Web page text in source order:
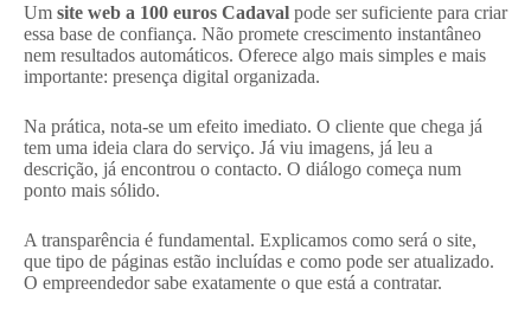
Um site web a 100 euros Cadaval pode ser suficiente para criar
essa base de confiança. Não promete crescimento instantâneo
nem resultados automáticos. Oferece algo mais simples e mais
importante: presença digital organizada.
Na prática, nota-se um efeito imediato. O cliente que chega já
tem uma ideia clara do serviço. Já viu imagens, já leu a
descrição, já encontrou o contacto. O diálogo começa num
ponto mais sólido.
A transparência é fundamental. Explicamos como será o site,
que tipo de páginas estão incluídas e como pode ser atualizado.
O empreendedor sabe exatamente o que está a contratar.